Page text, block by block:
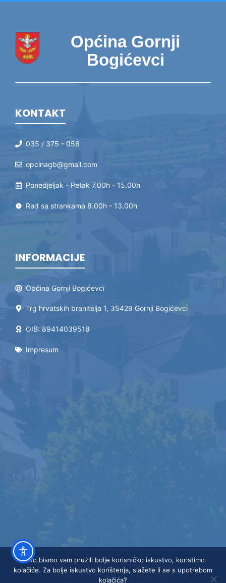
Općina Gornji
Bogićevci
KONTAKT
035 / 375 - 056
opcinagb@gmail.com
Ponedjeljak - Petak 7.00h - 15.00h
Rad sa strankama 8.00h - 13.00h
INFORMACIJE
Općina Gornji Bogićevci
Trg hrvatskih branitelja 1, 35429 Gornji Bogićevci
OIB: 89414039518
Impresum
ZAŠTITA OSOBNIH PODATAKA (GDPR)
PRAVO NA PRISTUP INFORMACIJAMA
Kako bismo vam pružili bolje korisničko iskustvo, koristimo
kolačiće. Za bolje iskustvo korištenja, slažete li se s upotrebom
kolačića?